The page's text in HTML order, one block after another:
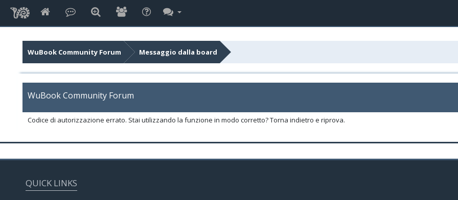
WuBook Community Forum Messaggio dalla board
WuBook Community Forum
Codice di autorizzazione errato. Stai utilizzando la funzione in modo corretto? Torna indietro e riprova.
QUICK LINKS